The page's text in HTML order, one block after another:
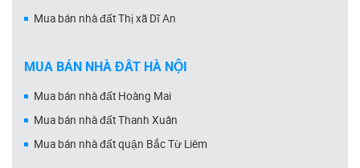
Mua bán nhà đất Thị xã Dĩ An
MUA BÁN NHÀ ĐẤT HÀ NỘI
Mua bán nhà đất Hoàng Mai
Mua bán nhà đất Thanh Xuân
Mua bán nhà đất quận Bắc Từ Liêm